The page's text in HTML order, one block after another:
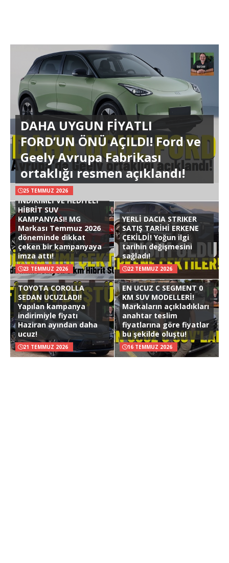
DAHA UYGUN FİYATLI
FORD’UN ÖNÜ AÇILDI! Ford ve
Geely Avrupa Fabrikası
ortaklığı resmen açıklandı!
25 TEMMUZ 2026
İNDİRİMLİ VE HEDİYELİ
HİBRİT SUV
KAMPANYASI! MG
Markası Temmuz 2026
döneminde dikkat
çeken bir kampanyaya
imza attı!
23 TEMMUZ 2026
YERLİ DACIA STRIKER
SATIŞ TARİHİ ERKENE
ÇEKİLDİ! Yoğun ilgi
tarihin değişmesini
sağladı!
22 TEMMUZ 2026
TOYOTA COROLLA
SEDAN UCUZLADI!
Yapılan kampanya
indirimiyle fiyatı
Haziran ayından daha
ucuz!
21 TEMMUZ 2026
EN UCUZ C SEGMENT 0
KM SUV MODELLERİ!
Markaların açıkladıkları
anahtar teslim
fiyatlarına göre fiyatlar
bu şekilde oluştu!
16 TEMMUZ 2026